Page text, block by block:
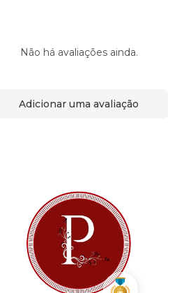
Não há avaliações ainda.
Adicionar uma avaliação